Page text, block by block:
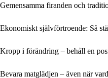
Gemensamma firanden och
Ekonomiskt självförtroende: Så
Kropp i förändring – behåll en
Bevara matglädjen – även när